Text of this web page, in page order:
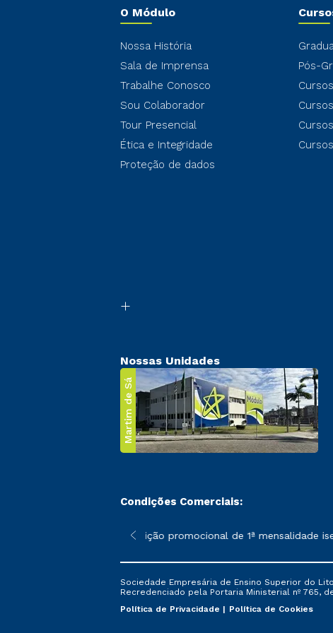
O Módulo
Nossa História
Sala de Imprensa
Trabalhe Conosco
Sou Colaborador
Tour Presencial
Ética e Integridade
Proteção de dados
Pós-
Nossas Unidades
Martim de Sá
Condições Comerciais:
sofrer alterações nos períodos de rematrícula conforme
*A condição promocional de 1ª mensalidade
Sociedade Empresária de Ensino Superior do
Recredenciado pela Portaria Ministerial nº 765,
Política de Privacidade
Política de Cookies